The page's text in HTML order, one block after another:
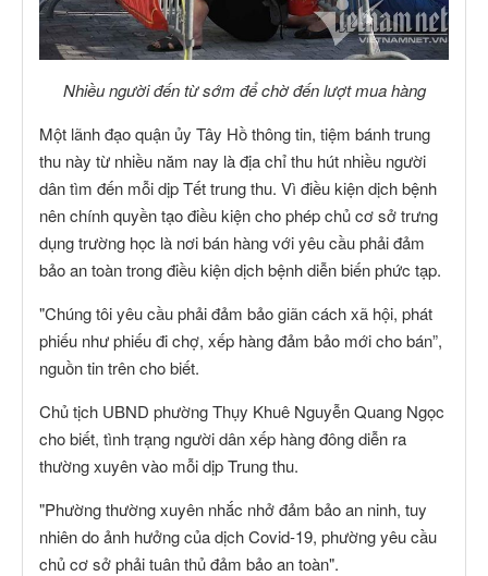
Nhiều người đến từ sớm để chờ đến lượt mua hàng
Một lãnh đạo quận ủy Tây Hồ thông tin, tiệm bánh trung
thu này từ nhiều năm nay là địa chỉ thu hút nhiều người
dân tìm đến mỗi dịp Tết trung thu. Vì điều kiện dịch bệnh
nên chính quyền tạo điều kiện cho phép chủ cơ sở trưng
dụng trường học là nơi bán hàng với yêu cầu phải đảm
bảo an toàn trong điều kiện dịch bệnh diễn biến phức tạp.
"Chúng tôi yêu cầu phải đảm bảo giãn cách xã hội, phát
phiếu như phiếu đi chợ, xếp hàng đảm bảo mới cho bán”,
nguồn tin trên cho biết.
Chủ tịch UBND phường Thụy Khuê Nguyễn Quang Ngọc
cho biết, tình trạng người dân xếp hàng đông diễn ra
thường xuyên vào mỗi dịp Trung thu.
"Phường thường xuyên nhắc nhở đảm bảo an ninh, tuy
nhiên do ảnh hưởng của dịch Covid-19, phường yêu cầu
chủ cơ sở phải tuân thủ đảm bảo an toàn".